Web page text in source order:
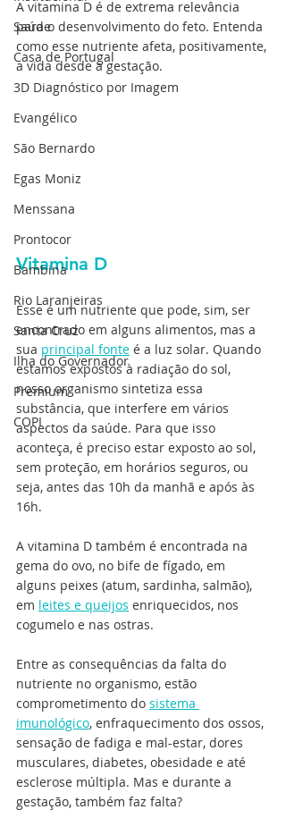
Saúde
Casa de Portugal
3D Diagnóstico por Imagem
Evangélico
São Bernardo
Egas Moniz
Menssana
Prontocor
Bambina
Rio Laranjeiras
Santa Cruz
Ilha do Governador
Premium
COPI
A vitamina D é de extrema relevância
para o desenvolvimento do feto. Entenda
como esse nutriente afeta, positivamente,
a vida desde a gestação.
Vitamina D
Esse é um nutriente que pode, sim, ser
encontrado em alguns alimentos, mas a
sua principal fonte é a luz solar. Quando
estamos expostos à radiação do sol,
nosso organismo sintetiza essa
substância, que interfere em vários
aspectos da saúde. Para que isso
aconteça, é preciso estar exposto ao sol,
sem proteção, em horários seguros, ou
seja, antes das 10h da manhã e após às
16h.
A vitamina D também é encontrada na
gema do ovo, no bife de fígado, em
alguns peixes (atum, sardinha, salmão),
em leites e queijos enriquecidos, nos
cogumelo e nas ostras.
Entre as consequências da falta do
nutriente no organismo, estão
comprometimento do sistema
imunológico, enfraquecimento dos ossos,
sensação de fadiga e mal-estar, dores
musculares, diabetes, obesidade e até
esclerose múltipla. Mas e durante a
gestação, também faz falta?